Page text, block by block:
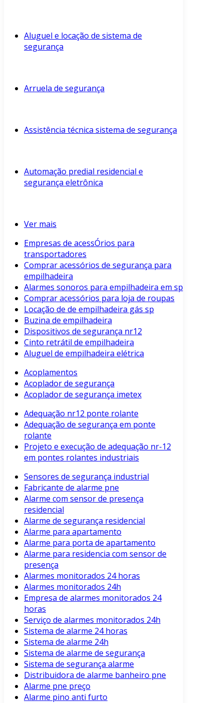
Aluguel e locação de sistema de
segurança
Arruela de segurança
Assistência técnica sistema de segurança
Automação predial residencial e
segurança eletrônica
Ver mais
Empresas de acessÓrios para
transportadores
Comprar acessórios de segurança para
empilhadeira
Alarmes sonoros para empilhadeira em sp
Comprar acessórios para loja de roupas
Locação de de empilhadeira gás sp
Buzina de empilhadeira
Dispositivos de segurança nr12
Cinto retrátil de empilhadeira
Aluguel de empilhadeira elétrica
Acoplamentos
Acoplador de segurança
Acoplador de segurança imetex
Adequação nr12 ponte rolante
Adequação de segurança em ponte
rolante
Projeto e execução de adequação nr-12
em pontes rolantes industriais
Sensores de segurança industrial
Fabricante de alarme pne
Alarme com sensor de presença
residencial
Alarme de segurança residencial
Alarme para apartamento
Alarme para porta de apartamento
Alarme para residencia com sensor de
presença
Alarmes monitorados 24 horas
Alarmes monitorados 24h
Empresa de alarmes monitorados 24
horas
Serviço de alarmes monitorados 24h
Sistema de alarme 24 horas
Sistema de alarme 24h
Sistema de alarme de segurança
Sistema de segurança alarme
Distribuidora de alarme banheiro pne
Alarme pne preço
Alarme pino anti furto